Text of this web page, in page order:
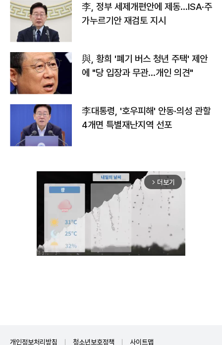
李, 정부 세제개편안에 제동…ISA·주
가누르기안 재검토 지시
與, 황희 '폐기 버스 청년 주택' 제안
에 "당 입장과 무관…개인 의견"
李대통령, '호우피해' 안동·의성 관할
4개면 특별재난지역 선포
arrow_forward_ios 더보기
개인정보처리방침 청소년보호정책 사이트맵